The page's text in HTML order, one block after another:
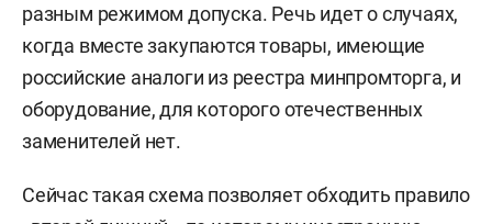
разным режимом допуска. Речь идет о случаях,
когда вместе закупаются товары, имеющие
российские аналоги из реестра минпромторга, и
оборудование, для которого отечественных
заменителей нет.
Сейчас такая схема позволяет обходить правило